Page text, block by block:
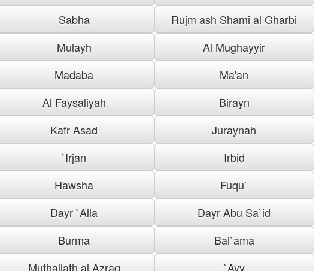
Sabha
Rujm ash Shami al Gharbi
Mulayh
Al Mughayyir
Madaba
Ma'an
Al Faysaliyah
Birayn
Kafr Asad
Juraynah
`Irjan
Irbid
Hawsha
Fuqu`
Dayr `Alla
Dayr Abu Sa`id
Burma
Bal`ama
Muthallath al Azraq `Ayy